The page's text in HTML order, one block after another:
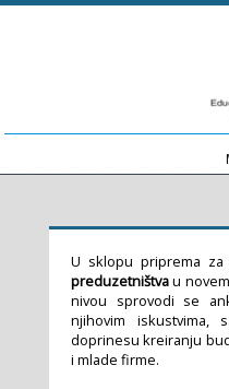
U sklopu priprema za
preduzetništvau
nivou sprovodi se
njihovim iskustvima,
doprinesu kreiranju
i mlade firme.